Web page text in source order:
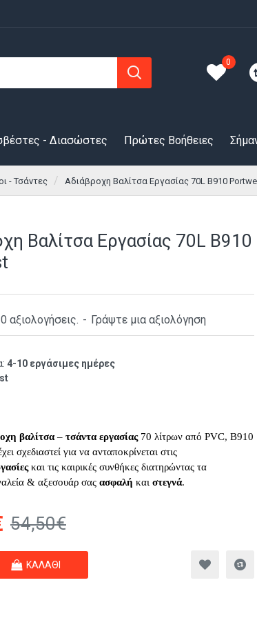
0
- Διασώστες Πρώτες Βοήθειες
- Τσάντες Αδιάβροχη Βαλίτσα Εργασίας 70L B910
Βαλίτσα Εργασίας 70L B910
4-10 εργάσιμες ημέρες
αξιολογήσεις. - Γράψτε μια αξιολόγηση
βαλίτσα– τσάντα εργασίας70 λίτρων από PVC, Β910
σχεδιαστεί για να ανταποκρίνεται στις
και τις καιρικές συνθήκες διατηρώντας τα
& αξεσουάρ σας ασφαλή και στεγνά.
54,50€
ΚΑΛΆΘΙ